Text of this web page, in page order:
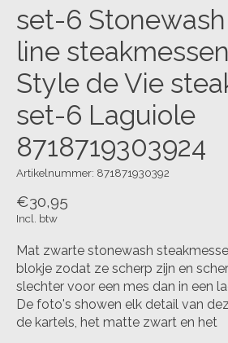
set-6
line
Style de Vie
set-6 Laguiole
8718719303924
Artikelnummer: 871871930392
€30,95
Incl. btw
Mat zwarte stonewash
blokje zodat ze scherp zijn en
slechter voor een mes dan in een
De foto's showen elk detail van
de kartels, het matte zwart en het